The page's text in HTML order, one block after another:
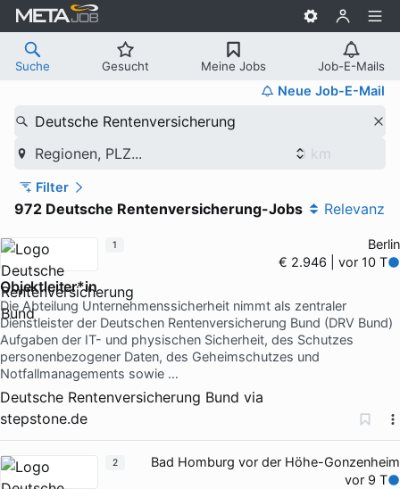
Suche Gesucht Meine Jobs Job-E-Mails
Neue Job-E-Mail
Deutsche Rentenversicherung
Regionen, PLZ...
Filter
972 Deutsche Rentenversicherung-Jobs Relevanz
Berlin
€ 2.946 | vor 10 T
Objektleiter*in
Die Abteilung Unternehmenssicherheit nimmt als zentraler
Dienstleister der Deutschen Rentenversicherung Bund (DRV Bund)
Aufgaben der IT- und physischen Sicherheit, des Schutzes
personenbezogener Daten, des Geheimschutzes und
Notfallmanagements sowie …
Deutsche Rentenversicherung Bund via
stepstone.de
1
Bad Homburg vor der Höhe-Gonzenheim
vor 9 T
2